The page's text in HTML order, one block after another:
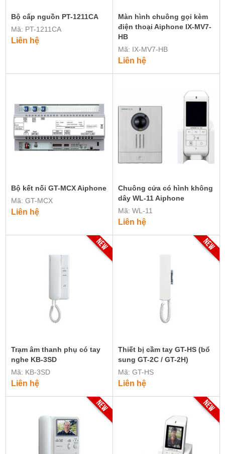
Bộ cấp nguồn PT-1211CA
Mã: PT-1211CA
Liên hệ
Màn hình chuông gọi kèm
điện thoại Aiphone IX-MV7-
HB
Mã: IX-MV7-HB
Liên hệ
Bộ kết nối GT-MCX Aiphone
Mã: GT-MCX
Liên hệ
Chuông cửa có hình không
dây WL-11 Aiphone
Mã: WL-11
Liên hệ
Trạm âm thanh phụ có tay
nghe KB-3SD
Mã: KB-3SD
Liên hệ
Thiết bị cầm tay GT-HS (bổ
sung GT-2C / GT-2H)
Mã: GT-HS
Liên hệ